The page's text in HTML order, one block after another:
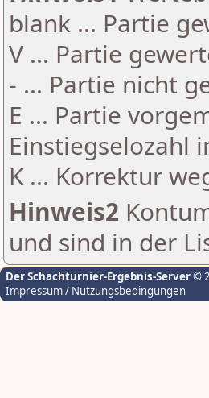
blank ... Partie
V ... Partie
- ... Partie nicht
E ... Partie
Einstiegselozahl
K ... Korrektur
Hinweis2
und sind in der
Der Schachturnier-Ergebnis-Server©
Impressum / Nutzungsbedingungen